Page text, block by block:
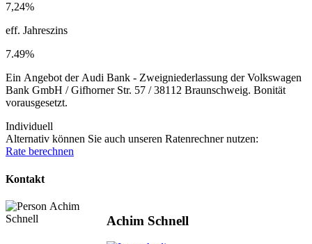
7,24%
eff. Jahreszins
7.49%
Ein Angebot der Audi Bank - Zweigniederlassung der Volkswagen
Bank GmbH / Gifhorner Str. 57 / 38112 Braunschweig. Bonität
vorausgesetzt.
Individuell
Alternativ können Sie auch unseren Ratenrechner nutzen:
Rate berechnen
Kontakt
Achim Schnell